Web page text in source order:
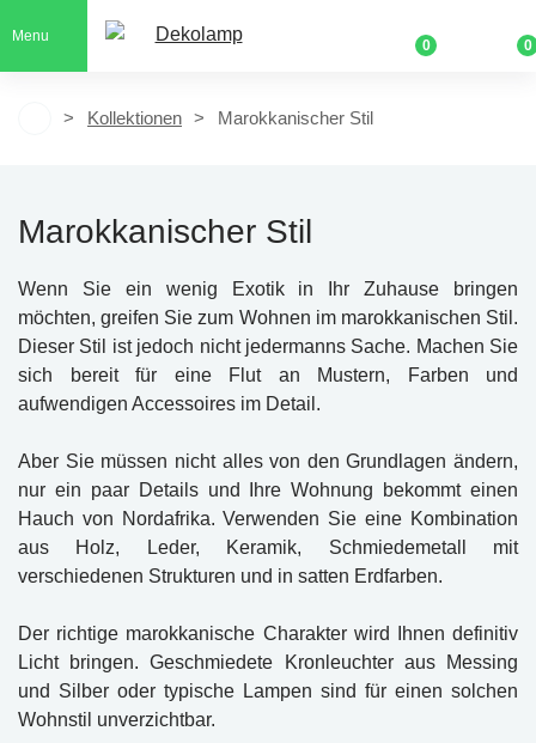
Menu
0 0
Kollektionen Marokkanischer Stil
Marokkanischer Stil
Wenn Sie ein wenig Exotik in Ihr Zuhause bringen
möchten, greifen Sie zum Wohnen im marokkanischen Stil.
Dieser Stil ist jedoch nicht jedermanns Sache. Machen Sie
sich bereit für eine Flut an Mustern, Farben und
aufwendigen Accessoires im Detail.
Aber Sie müssen nicht alles von den Grundlagen ändern,
nur ein paar Details und Ihre Wohnung bekommt einen
Hauch von Nordafrika. Verwenden Sie eine Kombination
aus Holz, Leder, Keramik, Schmiedemetall mit
verschiedenen Strukturen und in satten Erdfarben.
Der richtige marokkanische Charakter wird Ihnen definitiv
Licht bringen. Geschmiedete Kronleuchter aus Messing
und Silber oder typische Lampen sind für einen solchen
Wohnstil unverzichtbar.